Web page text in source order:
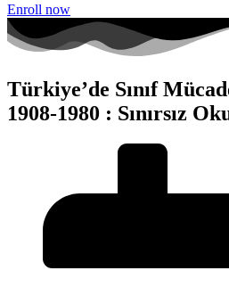
Enroll now
Türkiye’de Sınıf
1908-1980 : Sınırsız